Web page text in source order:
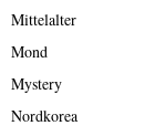
Mittelalter
Mond
Mystery
Nordkorea